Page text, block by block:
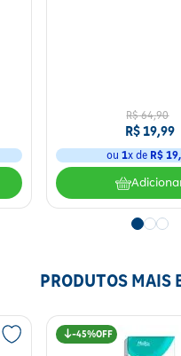
R$ 64,90
R$19,99
ou 1x de R$ 19,
PRODUTOS MAIS
45%